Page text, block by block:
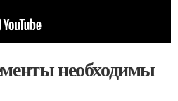
необходимы